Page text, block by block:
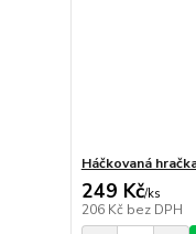
Háčkovaná
249 Kč/ks
206 Kč bez DPH